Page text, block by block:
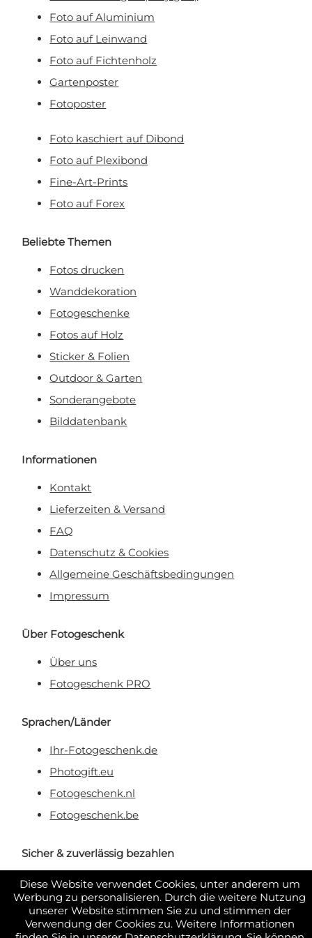
Diese Website verwendet Cookies, unter anderem um
Werbung zu personalisieren. Durch die weitere Nutzung
unserer Website stimmen Sie zu und stimmen der
Verwendung der Cookies zu. Weitere Informationen
Foto auf Aluminium
Foto auf Leinwand
Foto auf Fichtenholz
Gartenposter
Fotoposter
Foto kaschiert auf Dibond
Foto auf Plexibond
Fine-Art-Prints
Foto auf Forex
Beliebte Themen
Fotos drucken
Wanddekoration
Fotogeschenke
Fotos auf Holz
Sticker & Folien
Outdoor & Garten
Sonderangebote
Bilddatenbank
Informationen
Kontakt
Lieferzeiten & Versand
FAQ
Datenschutz & Cookies
Allgemeine Geschäftsbedingungen
Impressum
Über Fotogeschenk
Über uns
Fotogeschenk PRO
Sprachen/Länder
Ihr-Fotogeschenk.de
Photogift.eu
Fotogeschenk.nl
Fotogeschenk.be
Sicher & zuverlässig bezahlen
erhalten.